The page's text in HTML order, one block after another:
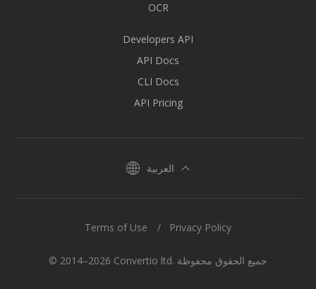
OCR
Developers API
API Docs
CLI Docs
API Pricing
العربية
© 2014–2026 Convertio ltd. جميع الحقوق محفوظة
Terms of Use Privacy Policy